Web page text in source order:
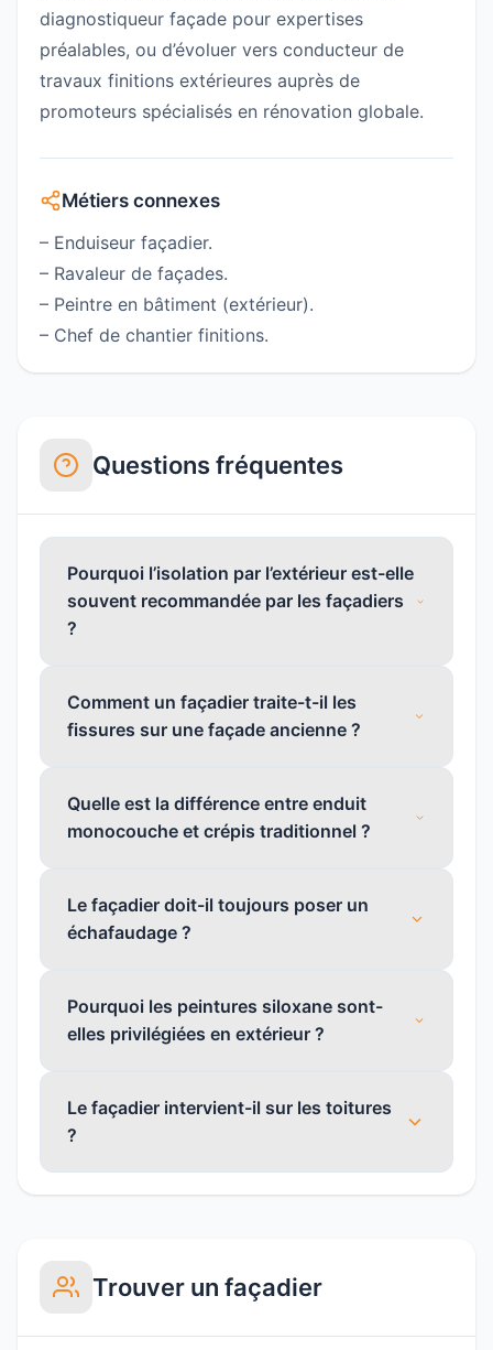
diagnostiqueur façade pour expertises
préalables, ou d’évoluer vers conducteur de
travaux finitions extérieures auprès de
promoteurs spécialisés en rénovation globale.
Métiers connexes
– Enduiseur façadier.
– Ravaleur de façades.
– Peintre en bâtiment (extérieur).
– Chef de chantier finitions.
Questions fréquentes
Pourquoi l’isolation par l’extérieur est-elle
souvent recommandée par les façadiers
?
Comment un façadier traite-t-il les
fissures sur une façade ancienne ?
Quelle est la différence entre enduit
monocouche et crépis traditionnel ?
Le façadier doit-il toujours poser un
échafaudage ?
Pourquoi les peintures siloxane sont-
elles privilégiées en extérieur ?
Le façadier intervient-il sur les toitures
?
Trouver un façadier